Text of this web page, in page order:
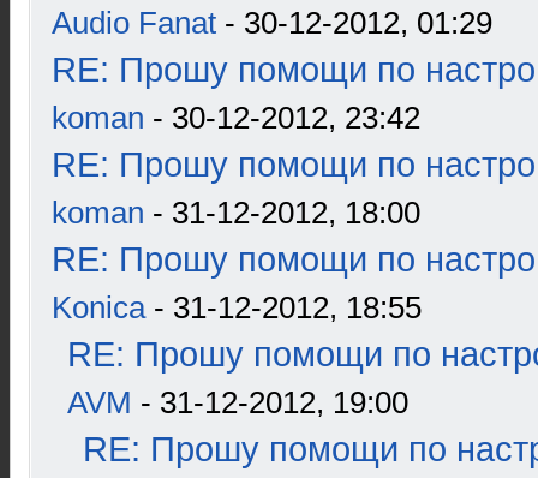
Audio Fanat - 30-12-2012, 01:29
RE: Прошу помощи по
koman - 30-12-2012, 23:42
RE: Прошу помощи по
koman - 31-12-2012, 18:00
RE: Прошу помощи по
Konica- 31-12-2012, 18:55
RE: Прошу помощи по
AVM - 31-12-2012, 19:00
RE: Прошу помощи по